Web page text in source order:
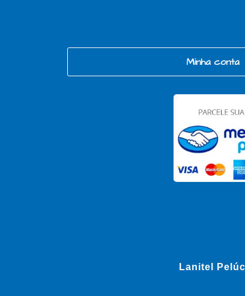
Minha conta
Lanitel